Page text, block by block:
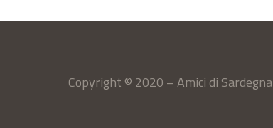
Copyright © 2020 – Amici di Sardegna